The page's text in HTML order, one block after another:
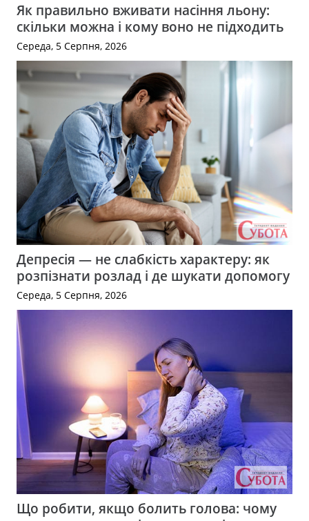
Як правильно вживати насіння льону:
скільки можна і кому воно не підходить
Середа, 5 Серпня, 2026
Депресія — не слабкість характеру: як
розпізнати розлад і де шукати допомогу
Середа, 5 Серпня, 2026
Що робити, якщо болить голова: чому